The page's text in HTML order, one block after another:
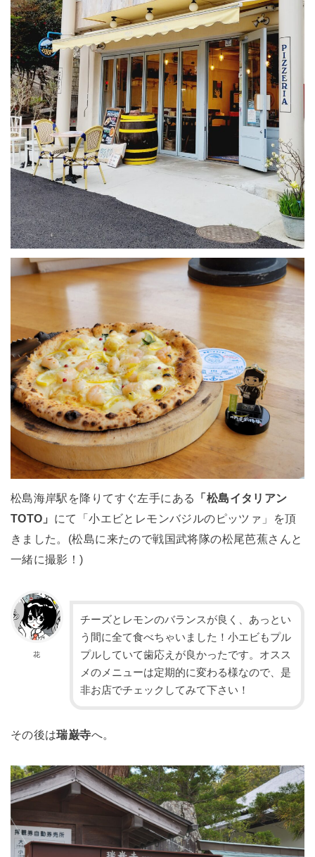
松島海岸駅を降りてすぐ左手にある
「松島イタリアン
TOTO」 にて「小エビとレモンバジルのピッツァ」を頂
きました。(松島に来たので戦国武将隊の松尾芭蕉さんと
一緒に撮影！)
花
チーズとレモンのバランスが良く、あっとい
う間に全て食べちゃいました！小エビもプル
プルしていて歯応えが良かったです。オスス
メのメニューは定期的に変わる様なので、是
非お店でチェックしてみて下さい！
その後は瑞巌寺へ。